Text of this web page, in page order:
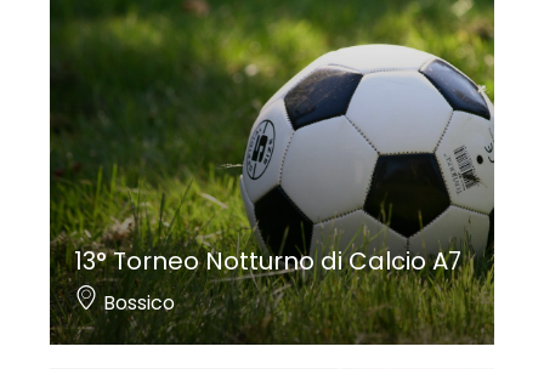
13° Torneo Notturno di Calcio A7
Bossico